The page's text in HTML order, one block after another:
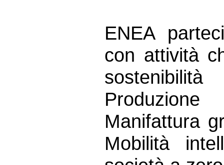
ENEA
con attività
Manifattura
Mobilità